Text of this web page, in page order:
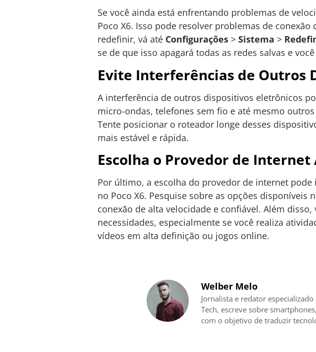
Se você ainda está enfrentando problemas de
Poco X6. Isso pode resolver problemas de
redefinir, vá até Configurações > Sistema >
se de que isso apagará todas as redes salvas e
Evite Interferências de Outros
A interferência de outros dispositivos eletrônicos
micro-ondas, telefones sem fio e até mesmo
Tente posicionar o roteador longe desses
mais estável e rápida.
Escolha o Provedor de Internet
Por último, a escolha do provedor de internet
no Poco X6. Pesquise sobre as opções
conexão de alta velocidade e confiável. Além
necessidades, especialmente se você realiza
vídeos em alta definição ou jogos online.
Welber Melo
Jornalista e redator
Tech, escreve sobre
com o objetivo de traduzir